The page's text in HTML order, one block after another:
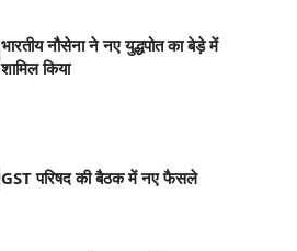
भारतीय नौसेना ने नए युद्धपोत का बेड़े में
शामिल किया
GST परिषद की बैठक में नए फैसले